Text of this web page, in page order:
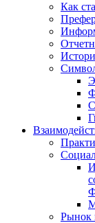
Как
Рынок